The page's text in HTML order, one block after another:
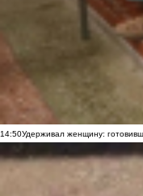
14:50Удерживал женщину: